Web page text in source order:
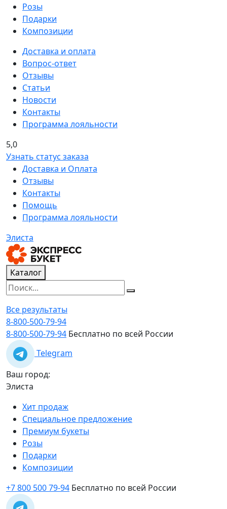
Розы
Подарки
Композиции
Доставка и оплата
Вопрос-ответ
Отзывы
Статьи
Новости
Контакты
Программа лояльности
5,0
Узнать статус заказа
Доставка и Оплата
Отзывы
Контакты
Помощь
Программа лояльности
Элиста
Каталог
Все результаты
8-800-500-79-94
8-800-500-79-94 Бесплатно по всей России
Telegram
Ваш город:
Элиста
Хит продаж
Специальное предложение
Премиум букеты
Розы
Подарки
Композиции
+7 800 500 79-94 Бесплатно по всей России